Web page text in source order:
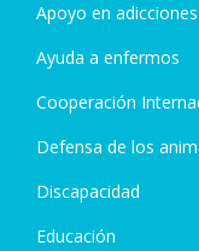
Apoyo en adicciones
Ayuda a enfermos
Cooperación
Defensa de los
Discapacidad
Educación